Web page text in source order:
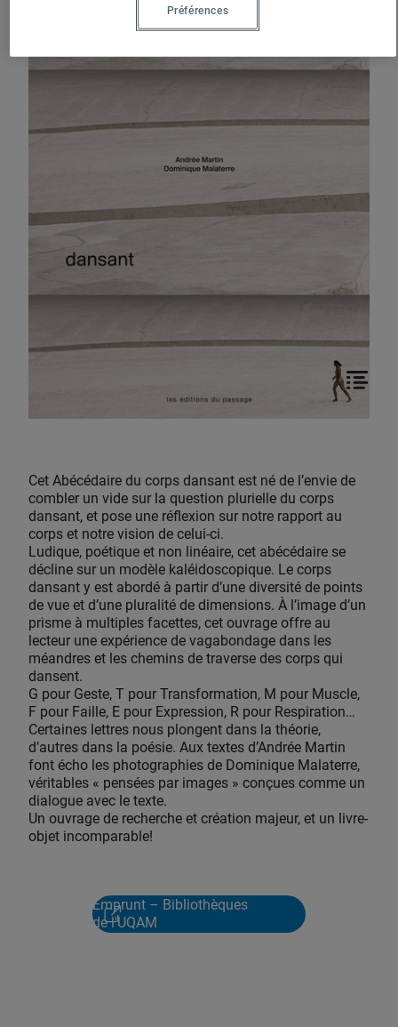
Cet Abécédaire du corps dansant est né de l’envie de
combler un vide sur la question plurielle du corps
dansant, et pose une réflexion sur notre rapport au
corps et notre vision de celui-ci.
Ludique, poétique et non linéaire, cet abécédaire se
décline sur un modèle kaléidoscopique. Le corps
dansant y est abordé à partir d’une diversité de points
de vue et d’une pluralité de dimensions. À l’image d’un
prisme à multiples facettes, cet ouvrage offre au
lecteur une expérience de vagabondage dans les
méandres et les chemins de traverse des corps qui
dansent.
G pour Geste, T pour Transformation, M pour Muscle,
F pour Faille, E pour Expression, R pour Respiration…
Certaines lettres nous plongent dans la théorie,
d’autres dans la poésie. Aux textes d’Andrée Martin
font écho les photographies de Dominique Malaterre,
véritables « pensées par images » conçues comme un
dialogue avec le texte.
Un ouvrage de recherche et création majeur, et un livre-
objet incomparable!
Emprunt – Bibliothèques
de l'UQAM
Préférences